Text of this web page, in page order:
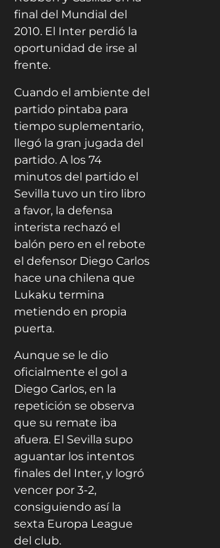
final del Mundial del
2010. El Inter perdió la
oportunidad de irse al
frente.
Cuando el ambiente del
partido pintaba para
tiempo suplementario,
llegó la gran jugada del
partido. A los 74
minutos del partido el
Sevilla tuvo un tiro libro
a favor, la defensa
interista rechazó el
balón pero en el rebote
el defensor Diego Carlos
hace una chilena que
Lukaku termina
metiendo en propia
puerta.
Aunque se le dio
oficialmente el gol a
Diego Carlos, en la
repetición se observa
que su remate iba
afuera. El Sevilla supo
aguantar los intentos
finales del Inter, y logró
vencer por 3-2,
consiguiendo así la
sexta Europa League
del club.